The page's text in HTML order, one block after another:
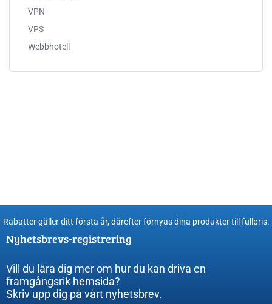
VPN
VPS
Webbhotell
Rabatter gäller ditt första år, därefter förnyas dina produkter till fullpris​.
Nyhetsbrevs-registrering
Vill du lära dig mer om hur du kan driva en
framgångsrik hemsida?
Skriv upp dig på vårt nyhetsbrev.